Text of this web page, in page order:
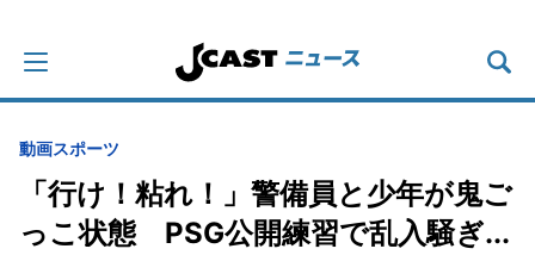
動画スポーツ
「行け！粘れ！」警備員と少年が鬼ご
っこ状態 PSG公開練習で乱入騒ぎ...